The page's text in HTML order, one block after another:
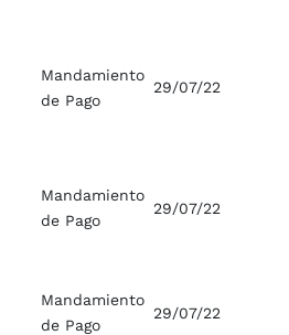
Mandamiento
de Pago
29/07/22
Mandamiento
de Pago
29/07/22
Mandamiento
de Pago
29/07/22